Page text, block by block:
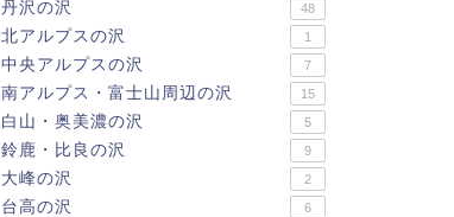
丹沢の沢 48
北アルプスの沢 1
中央アルプスの沢 7
南アルプス・富士山周辺の沢 15
白山・奥美濃の沢 5
鈴鹿・比良の沢 9
大峰の沢 2
台高の沢 6